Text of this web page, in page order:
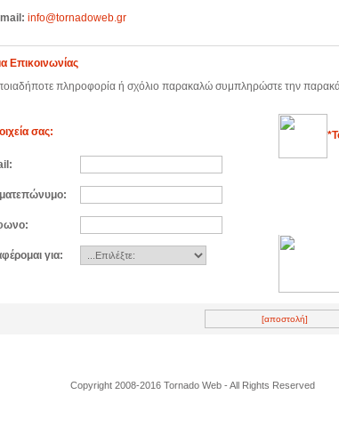
info@tornadoweb.gr
Επικοινωνίας
πληροφορία ή σχόλιο παρακαλώ συμπληρώστε την
σας:
για:
Copyright 2008-2016 Tornado Web - All Rights Reserved